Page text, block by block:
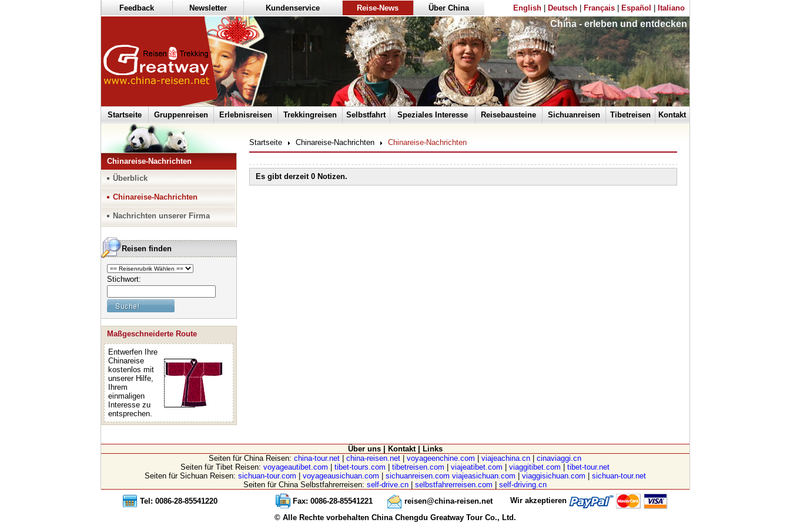
Feedback Newsletter Kundenservice Reise-News Über China English| Deutsch| Français| Español Italiano
China - erleben und entdecken
Startseite Gruppenreisen Erlebnisreisen Trekkingreisen Selbstfahrt Speziales Interesse Reisebausteine Sichuanreisen Tibetreisen Kontakt
Chinareise-Nachrichten
Überblick
Chinareise-Nachrichten
Nachrichten unserer Firma
Reisen finden
Stichwort:
Maßgeschneiderte Route
Entwerfen Ihre
Chinareise
kostenlos mit
unserer Hilfe,
Ihrem
einmaligen
Interesse zu
entsprechen.
Startseite Chinareise-Nachrichten Chinareise-Nachrichten
Es gibt derzeit 0 Notizen.
Über uns| Kontakt|
Links
Seiten für China Reisen: china-tour.net china-reisen.net voyageenchine.com viajeachina.cn
cinaviaggi.cn
Seiten für Tibet Reisen: voyageautibet.com tibet-tours.com tibetreisen.com viajeatibet.com viaggitibet.com
tibet-tour.net
Seiten für Sichuan Reisen: sichuan-tour.com voyageausichuan.com sichuanreisen.com viajeasichuan.com viaggisichuan.com
sichuan-tour.net
Seiten für China Selbstfahrerreisen: self-drive.cn selbstfahrerreisen.com
self-driving.cn
Tel: 0086-28-85541220
Fax: 0086-28-85541221 reisen@china-reisen.net
Wir akzeptieren
© Alle Rechte vorbehalten China Chengdu Greatway Tour Co., Ltd.